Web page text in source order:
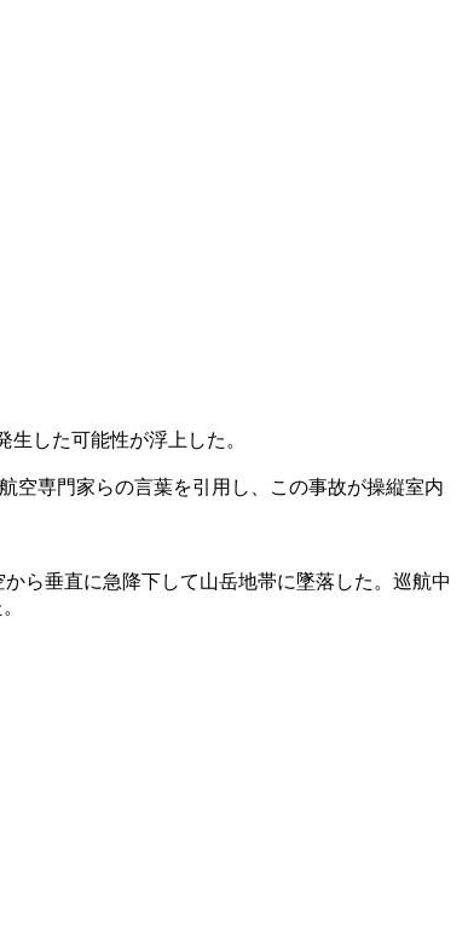
した可能性が浮上した。
空専門家らの言葉を引用し、この事故が操縦室内
ら垂直に急降下して山岳地帯に墜落した。巡航中